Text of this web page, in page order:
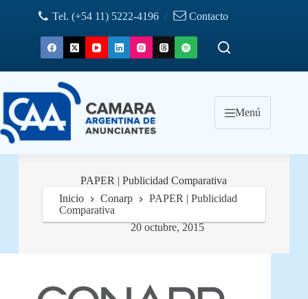
Tel. (+54 11) 5222-4196 / Contacto
Menú
PAPER | Publicidad Comparativa
20 octubre, 2015
Inicio Conarp
PAPER | Publicidad
Comparativa